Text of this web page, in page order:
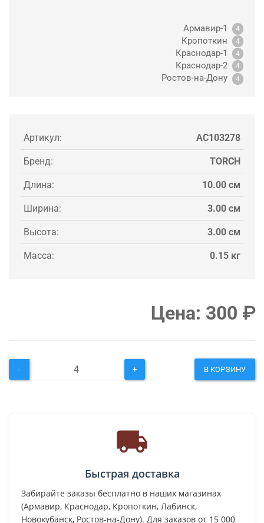
Армавир-1 4
Кропоткин 4
Краснодар-1 4
Краснодар-2 4
Ростов-на-Дону 4
Артикул: AC103278
Бренд: TORCH
Длина: 10.00 см
Ширина: 3.00 см
Высота: 3.00 см
Масса: 0.15 кг
Цена: 300 ₽
- + В КОРЗИНУ
Быстрая доставка
Забирайте заказы бесплатно в наших магазинах
(Армавир, Краснодар, Кропоткин, Лабинск,
Новокубанск, Ростов-на-Дону). Для заказов от 15 000